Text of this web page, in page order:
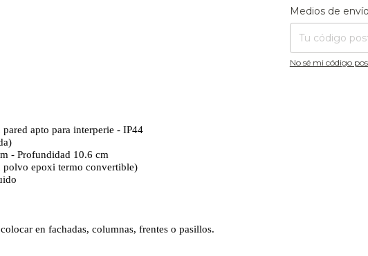
Entregas para el CP:
Medios de envío
No sé mi código
apto para interperie - IP44
- Profundidad 10.6 cm
polvo epoxi termo convertible)
en fachadas, columnas, frentes o pasillos.